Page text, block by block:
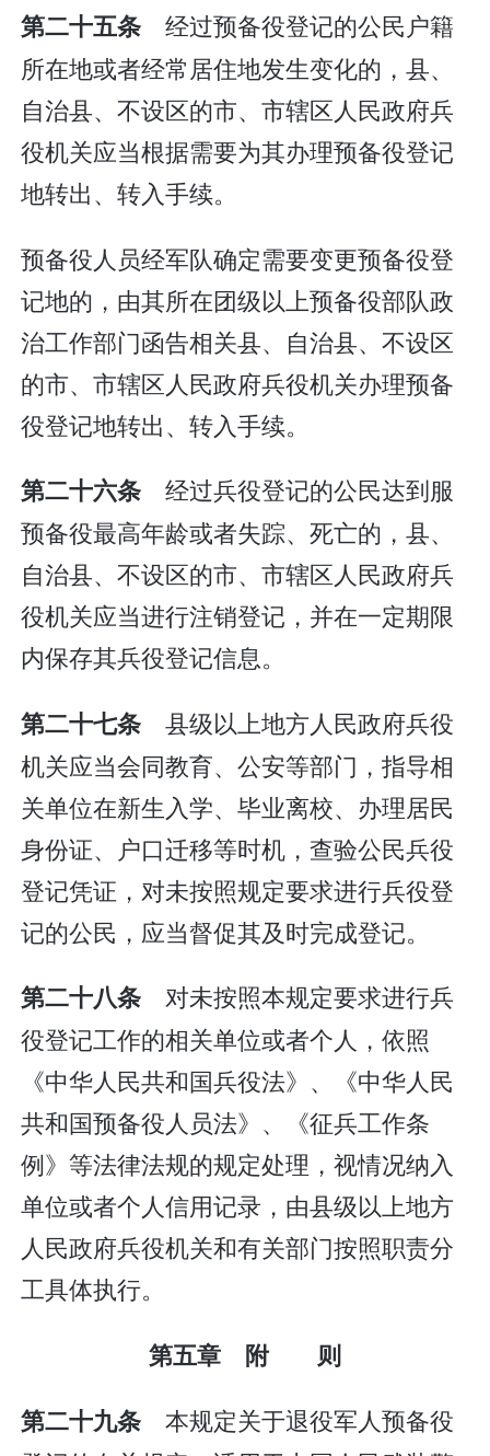
第二十五条经过预备役登记的公民户籍
所在地或者经常居住地发生变化的，县、
自治县、不设区的市、市辖区人民政府兵
役机关应当根据需要为其办理预备役登记
地转出、转入手续。
预备役人员经军队确定需要变更预备役登
记地的，由其所在团级以上预备役部队政
治工作部门函告相关县、自治县、不设区
的市、市辖区人民政府兵役机关办理预备
役登记地转出、转入手续。
第二十六条经过兵役登记的公民达到服
预备役最高年龄或者失踪、死亡的，县、
自治县、不设区的市、市辖区人民政府兵
役机关应当进行注销登记，并在一定期限
内保存其兵役登记信息。
第二十七条县级以上地方人民政府兵役
机关应当会同教育、公安等部门，指导相
关单位在新生入学、毕业离校、办理居民
身份证、户口迁移等时机，查验公民兵役
登记凭证，对未按照规定要求进行兵役登
记的公民，应当督促其及时完成登记。
第二十八条对未按照本规定要求进行兵
役登记工作的相关单位或者个人，依照
《中华人民共和国兵役法》、《中华人民
共和国预备役人员法》、《征兵工作条
例》等法律法规的规定处理，视情况纳入
单位或者个人信用记录，由县级以上地方
人民政府兵役机关和有关部门按照职责分
工具体执行。
第五章 附 则
第二十九条 本规定关于退役军人预备役